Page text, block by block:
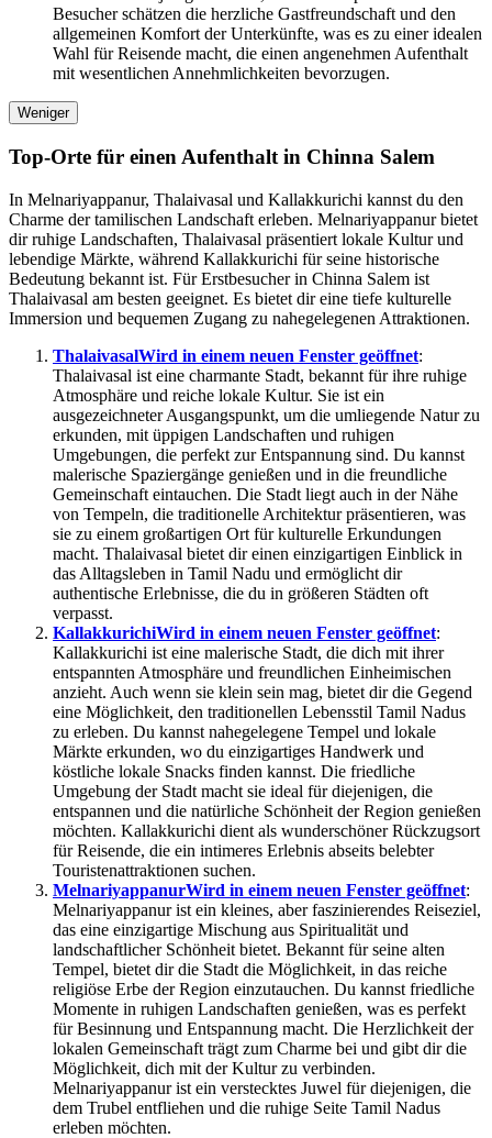
Besucher schätzen die herzliche Gastfreundschaft und den
allgemeinen Komfort der Unterkünfte, was es zu einer idealen
Wahl für Reisende macht, die einen angenehmen Aufenthalt
mit wesentlichen Annehmlichkeiten bevorzugen.
Weniger
Top-Orte für einen Aufenthalt in Chinna Salem
In Melnariyappanur, Thalaivasal und Kallakkurichi kannst du den
Charme der tamilischen Landschaft erleben. Melnariyappanur bietet
dir ruhige Landschaften, Thalaivasal präsentiert lokale Kultur und
lebendige Märkte, während Kallakkurichi für seine historische
Bedeutung bekannt ist. Für Erstbesucher in Chinna Salem ist
Thalaivasal am besten geeignet. Es bietet dir eine tiefe kulturelle
Immersion und bequemen Zugang zu nahegelegenen Attraktionen.
ThalaivasalWird in einem neuen Fenster geöffnet:
Thalaivasal ist eine charmante Stadt, bekannt für ihre ruhige
Atmosphäre und reiche lokale Kultur. Sie ist ein
ausgezeichneter Ausgangspunkt, um die umliegende Natur zu
erkunden, mit üppigen Landschaften und ruhigen
Umgebungen, die perfekt zur Entspannung sind. Du kannst
malerische Spaziergänge genießen und in die freundliche
Gemeinschaft eintauchen. Die Stadt liegt auch in der Nähe
von Tempeln, die traditionelle Architektur präsentieren, was
sie zu einem großartigen Ort für kulturelle Erkundungen
macht. Thalaivasal bietet dir einen einzigartigen Einblick in
das Alltagsleben in Tamil Nadu und ermöglicht dir
authentische Erlebnisse, die du in größeren Städten oft
verpasst.
KallakkurichiWird in einem neuen Fenster geöffnet:
Kallakkurichi ist eine malerische Stadt, die dich mit ihrer
entspannten Atmosphäre und freundlichen Einheimischen
anzieht. Auch wenn sie klein sein mag, bietet dir die Gegend
eine Möglichkeit, den traditionellen Lebensstil Tamil Nadus
zu erleben. Du kannst nahegelegene Tempel und lokale
Märkte erkunden, wo du einzigartiges Handwerk und
köstliche lokale Snacks finden kannst. Die friedliche
Umgebung der Stadt macht sie ideal für diejenigen, die
entspannen und die natürliche Schönheit der Region genießen
möchten. Kallakkurichi dient als wunderschöner Rückzugsort
für Reisende, die ein intimeres Erlebnis abseits belebter
Touristenattraktionen suchen.
MelnariyappanurWird in einem neuen Fenster geöffnet:
Melnariyappanur ist ein kleines, aber faszinierendes Reiseziel,
das eine einzigartige Mischung aus Spiritualität und
landschaftlicher Schönheit bietet. Bekannt für seine alten
Tempel, bietet dir die Stadt die Möglichkeit, in das reiche
religiöse Erbe der Region einzutauchen. Du kannst friedliche
Momente in ruhigen Landschaften genießen, was es perfekt
für Besinnung und Entspannung macht. Die Herzlichkeit der
lokalen Gemeinschaft trägt zum Charme bei und gibt dir die
Möglichkeit, dich mit der Kultur zu verbinden.
Melnariyappanur ist ein verstecktes Juwel für diejenigen, die
dem Trubel entfliehen und die ruhige Seite Tamil Nadus
erleben möchten.